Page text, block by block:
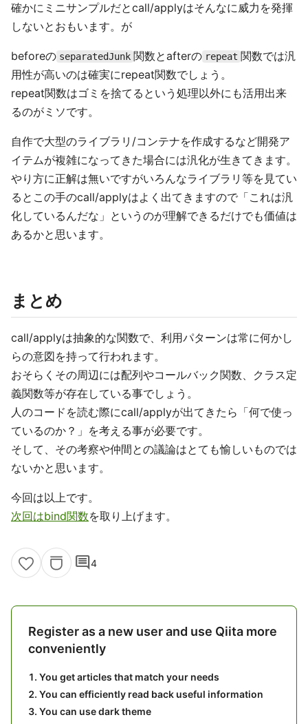
確かにミニサンプルだとcall/applyはそんなに威力を発揮
しないとおもいます。が
beforeの separatedJunk 関数とafterの repeat 関数では汎
用性が高いのは確実にrepeat関数でしょう。
repeat関数はゴミを捨てるという処理以外にも活用出来
るのがミソです。
自作で大型のライブラリ/コンテナを作成するなど開発ア
イテムが複雑になってきた場合には汎化が生きてきます。
やり方に正解は無いですがいろんなライブラリ等を見てい
るとこの手のcall/applyはよく出てきますので「これは汎
化しているんだな」というのが理解できるだけでも価値は
あるかと思います。
まとめ
call/applyは抽象的な関数で、利用パターンは常に何かし
らの意図を持って行われます。
おそらくその周辺には配列やコールバック関数、クラス定
義関数等が存在している事でしょう。
人のコードを読む際にcall/applyが出てきたら「何で使っ
ているのか？」を考える事が必要です。
そして、その考察や仲間との議論はとても愉しいものでは
ないかと思います。
今回は以上です。
次回はbind関数を取り上げます。
comment4
Register as a new user and use Qiita more
conveniently
You get articles that match your needs
You can efficiently read back useful information
You can use dark theme